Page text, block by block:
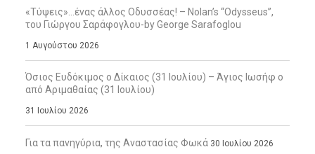
«Τύψεις»…ένας άλλος Οδυσσέας! – Nolan’s “Odysseus”,
του Γιώργου Σαράφογλου-by George Sarafoglou
1 Αυγούστου 2026
Όσιος Ευδόκιμος ο Δίκαιος (31 Ιουλίου) – Άγιος Ιωσήφ ο
από Αριμαθαίας (31 Ιουλίου)
31 Ιουλίου 2026
Για τα πανηγύρια, της Αναστασίας Φωκά 30 Ιουλίου 2026